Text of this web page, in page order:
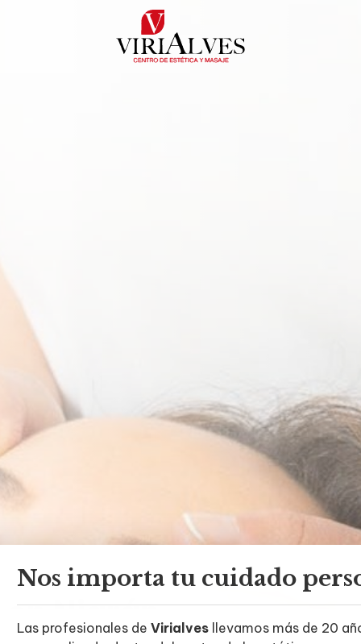
Nigrán
Nos importa tu cuidado
Las profesionales de Virialves
llevamos más de 20